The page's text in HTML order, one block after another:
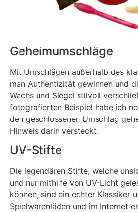
Geheimumschläge
Mit Umschlägen außerhalb des
man Authentizität gewinnen und
Wachs und Siegel stilvoll
fotografierten Beispiel habe ich
den geschlossenen Umschlag
Hinweis darin versteckt.
UV-Stifte
Die legendären Stifte, welche
und nur mithilfe von UV-Licht
können, sind ein echter Klassiker
Spielwarenläden und im Internet